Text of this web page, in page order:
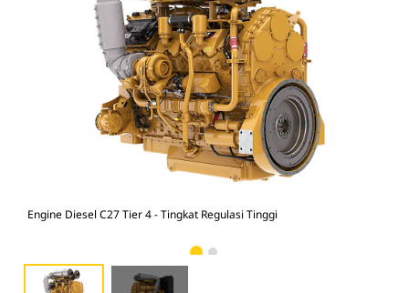
Engine Diesel C27 Tier 4 - Tingkat Regulasi Tinggi